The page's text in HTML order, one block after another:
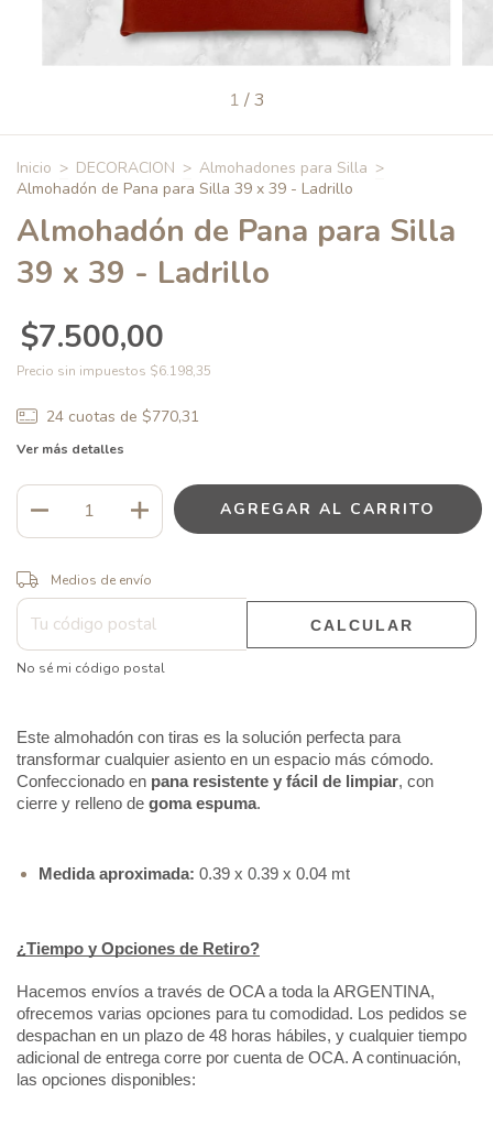
1 /3
Inicio > DECORACION > Almohadones para Silla >
Almohadón de Pana para Silla 39 x 39 - Ladrillo
Almohadón de Pana para Silla
39 x 39 - Ladrillo
$7.500,00
Precio sin impuestos $6.198,35
24 cuotas de $770,31
Ver más detalles
Entregas para el CP:
Medios de envío
CALCULAR
No sé mi código postal
Este almohadón con tiras es la solución perfecta para
transformar cualquier asiento en un espacio más cómodo.
Confeccionado en pana resistente y fácil de limpiar, con
cierre y relleno de goma espuma.
Medida aproximada: 0.39 x 0.39 x 0.04 mt
¿Tiempo y Opciones de Retiro?
Hacemos envíos a través de OCA a toda la ARGENTINA,
ofrecemos varias opciones para tu comodidad. Los pedidos se
despachan en un plazo de 48 horas hábiles, y cualquier tiempo
adicional de entrega corre por cuenta de OCA. A continuación,
las opciones disponibles: